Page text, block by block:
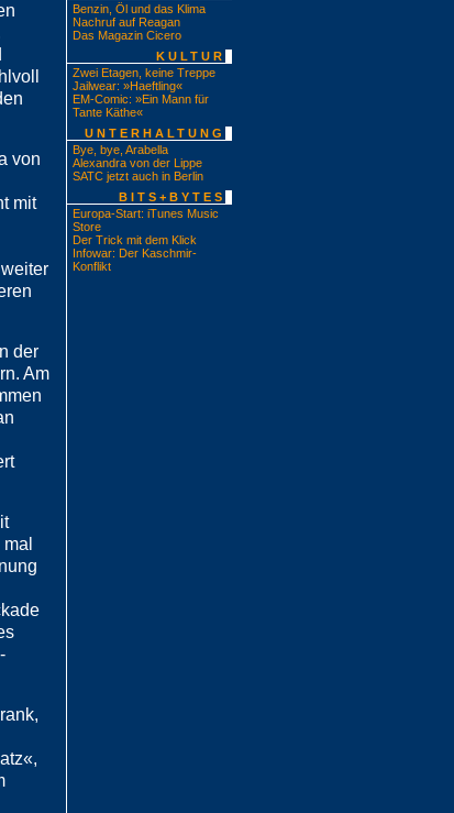
von
mit
der
Am
Benzin, Öl und das Klima
Nachruf auf Reagan
Das Magazin Cicero
KULTUR
Zwei Etagen, keine Treppe
Jailwear: »Haeftling«
EM-Comic: »Ein Mann für
Tante Käthe«
UNTERHALTUNG
Bye, bye, Arabella
Alexandra von der Lippe
SATC jetzt auch in Berlin
BITS+BYTES
Europa-Start: iTunes Music
Store
Der Trick mit dem Klick
Infowar: Der Kaschmir-
Konflikt